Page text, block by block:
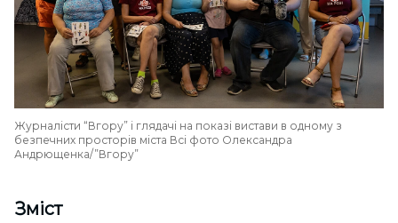
Журналісти “Вгору” і глядачі на показі вистави в одному з
безпечних просторів міста Всі фото Олександра
Андрющенка/”Вгору”
Зміст